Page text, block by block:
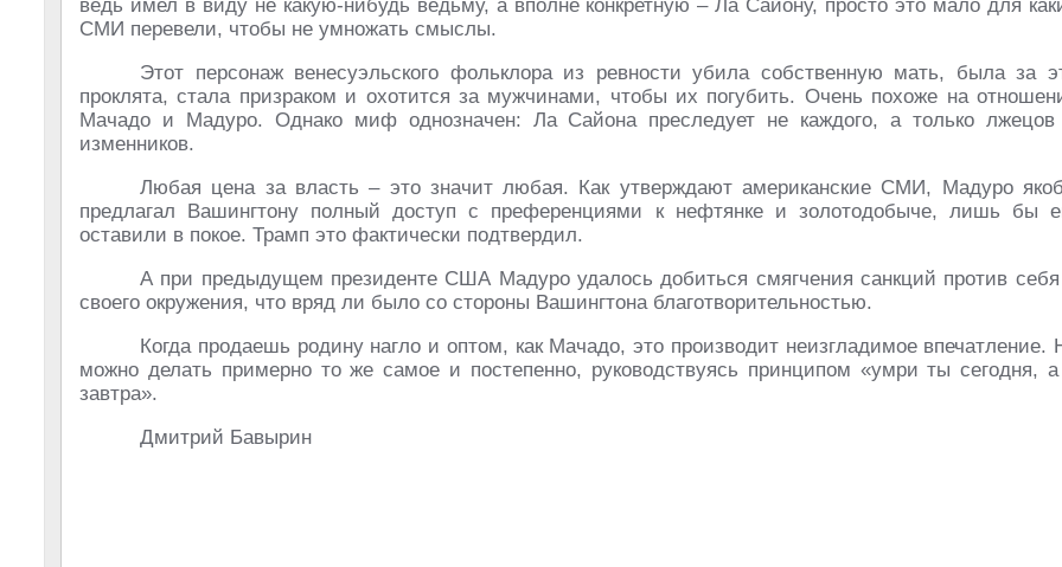
ведь имел в виду не какую-нибудь ведьму, а вполне конкретную – Ла Сайону, просто это мало для
СМИ перевели, чтобы не умножать смыслы.
Этот персонаж венесуэльского фольклора из ревности убила собственную мать, была за
проклята, стала призраком и охотится за мужчинами, чтобы их погубить. Очень похоже на
Мачадо и Мадуро. Однако миф однозначен: Ла Сайона преследует не каждого, а только
изменников.
Любая цена за власть – это значит любая. Как утверждают американские СМИ, Мадуро
предлагал Вашингтону полный доступ с преференциями к нефтянке и золотодобыче, лишь бы
оставили в покое. Трамп это фактически подтвердил.
А при предыдущем президенте США Мадуро удалось добиться смягчения санкций против
своего окружения, что вряд ли было со стороны Вашингтона благотворительностью.
Когда продаешь родину нагло и оптом, как Мачадо, это производит неизгладимое впечатление.
можно делать примерно то же самое и постепенно, руководствуясь принципом «умри ты сегодня,
завтра».
Дмитрий Бавырин